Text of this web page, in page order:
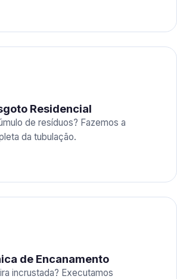
Residencial
de resíduos? Fazemos a
da tubulação.
de Encanamento
incrustada? Executamos